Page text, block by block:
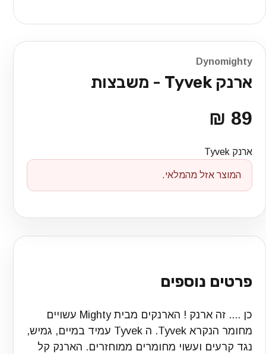
Dynomighty
ארנק Tyvek - משבצות
89 ₪
ארנק Tyvek
המוצר אזל מהמלאי.
פרטים נוספים
כן .... זה ארנק ! הארנקים מבית Mighty עשויים
מחומר הנקרא Tyvek. ה Tyvek עמיד במיים, גמיש,
נגד קרעים ועשוי מחומרים ממוחזרים. הארנק קל